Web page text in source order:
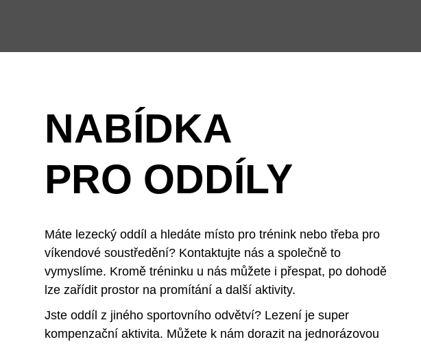
NABÍDKA
PRO ODDÍLY
Máte lezecký oddíl a hledáte místo pro trénink nebo třeba pro
víkendové soustředění? Kontaktujte nás a společně to
vymyslíme. Kromě tréninku u nás můžete i přespat, po dohodě
lze zařídit prostor na promítání a další aktivity.
Jste oddíl z jiného sportovního odvětví? Lezení je super
kompenzační aktivita. Můžete k nám dorazit na jednorázovou